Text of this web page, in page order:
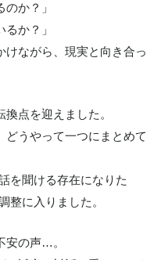
か？」
か？」
けながら、現実と向き合っ
点を迎えました。
うやって一つにまとめて
を聞ける存在になりた
整に入りました。
安の声…。